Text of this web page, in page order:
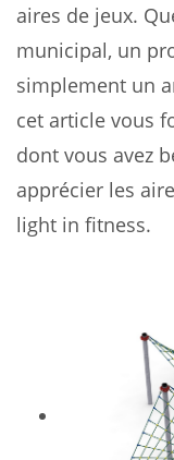
aires de jeux.
municipal, un
simplement un
cet article vous
dont vous avez
apprécier les
light in fitness.